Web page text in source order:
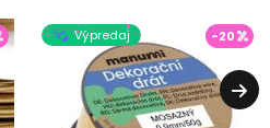
Výpredaj -20